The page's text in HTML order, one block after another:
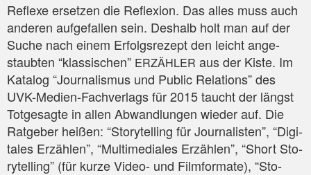
Refle­xe erset­zen die Refle­xi­on. Das alles muss auch
ande­ren auf­ge­fal­len sein. Des­halb holt man auf der
Suche nach einem Erfolgs­re­zept den leicht ange­
staub­ten “klas­si­schen” ERZÄHLER aus der Kis­te. Im
Kata­log “Jour­na­lis­mus und Public Rela­ti­ons” des
UVK-Medi­en-Fach­ver­lags für 2015 taucht der längst
Tot­ge­sag­te in allen Abwand­lun­gen wie­der auf. Die
Rat­ge­ber hei­ßen: “Sto­rytel­ling für Jour­na­lis­ten”, “Digi­
ta­les Erzäh­len”, “Mul­ti­me­dia­les Erzäh­len”, “Short Sto­
rytel­ling” (für kur­ze Video- und Film­for­ma­te), “Sto­